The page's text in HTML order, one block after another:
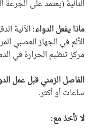
التالية (يعتمد على
ماذا يفعل الدواء: الآلية
الألم في الجهاز العصبي
مركز تنظيم الحرارة في
الفاصل الزمني قبل عمل
ساعات أو أكثر.
لا تأخذ مع: